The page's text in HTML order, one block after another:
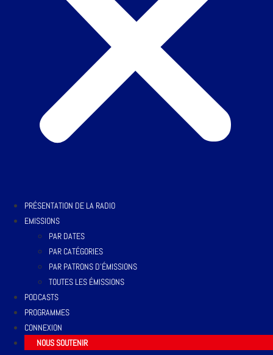
PRÉSENTATION DE LA RADIO
EMISSIONS
PAR DATES
PAR CATÉGORIES
PAR PATRONS D’ÉMISSIONS
TOUTES LES ÉMISSIONS
PODCASTS
PROGRAMMES
CONNEXION
NOUS SOUTENIR